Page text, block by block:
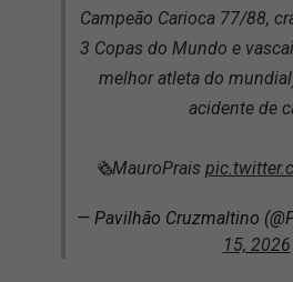
Campeão Carioca 77/88,
3 Copas do Mundo e
melhor atleta do
acidente de
🗞️MauroPrais
— Pavilhão Cruzmaltino
15, 2026